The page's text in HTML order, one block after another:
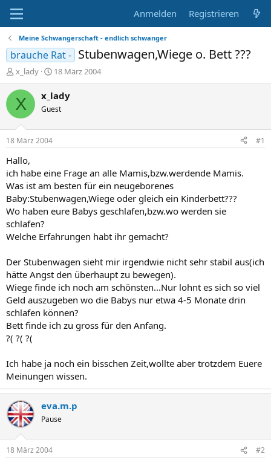
Anmelden Registrieren
Meine Schwangerschaft - endlich schwanger
brauche Rat - Stubenwagen,Wiege o. Bett ???
E
r
s
t
e
r
x_lady
E
r
s
e
t
18 März 2004
X x_lady
Guest
18 März 2004 #1
Hallo,
ich habe eine Frage an alle Mamis,bzw.werdende Mamis.
Was ist am besten für ein neugeborenes
Baby:Stubenwagen,Wiege oder gleich ein Kinderbett???
Wo haben eure Babys geschlafen,bzw.wo werden sie
schlafen?
Welche Erfahrungen habt ihr gemacht?
Der Stubenwagen sieht mir irgendwie nicht sehr stabil aus(ich
hätte Angst den überhaupt zu bewegen).
Wiege finde ich noch am schönsten...Nur lohnt es sich so viel
Geld auszugeben wo die Babys nur etwa 4-5 Monate drin
schlafen können?
Bett finde ich zu gross für den Anfang.
?( ?( ?(
Ich habe ja noch ein bisschen Zeit,wollte aber trotzdem Euere
Meinungen wissen.
eva.m.p
Pause
18 März 2004 #2